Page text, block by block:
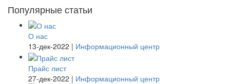
Популярные статьи
О нас
13-дек-2022 | Информационный центр
Прайс лист
27-дек-2022 | Информационный центр